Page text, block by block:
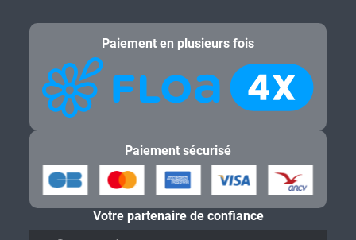
Paiement en plusieurs fois
Paiement sécurisé
Votre partenaire de confiance